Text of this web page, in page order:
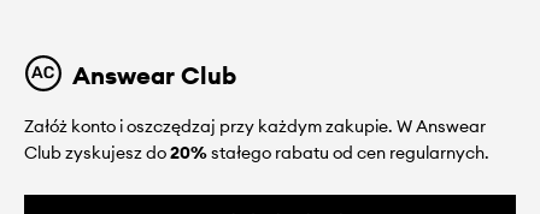
Answear Club
Załóż konto i oszczędzaj przy każdym zakupie. W Answear
Club zyskujesz do20%stałego rabatu od cen regularnych.